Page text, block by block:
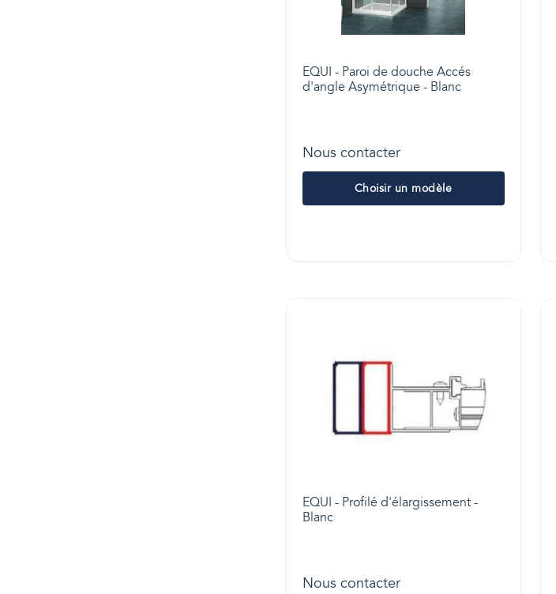
EQUI - Paroi de douche Accés
d'angle Asymétrique - Blanc
Nous contacter
Choisir un modèle
EQUI - Profilé d'élargissement -
Blanc
Nous contacter